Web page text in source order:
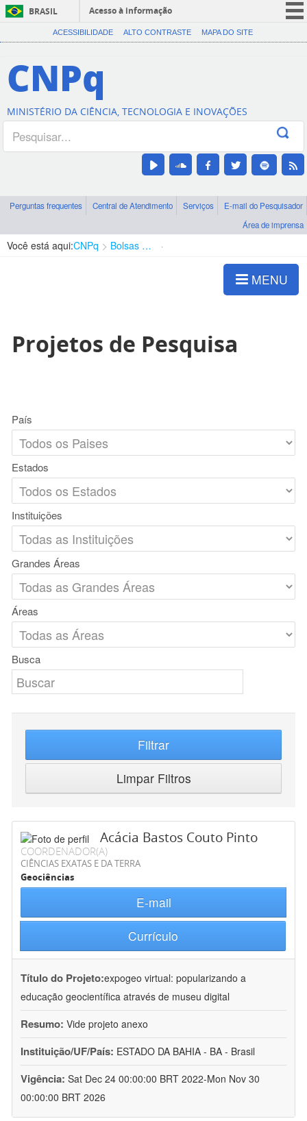
BRASIL
Acesso à informação
CORONAVÍRUS (COVID-19)
Canais
ACESSIBILIDADE ALTO CONTRASTE MAPA DO SITE
CNPq
MINISTÉRIO DA CIÊNCIA, TECNOLOGIA E INOVAÇÕES
Perguntas frequentes Central de Atendimento Serviços
E-mail do Pesquisador
Área de imprensa
Você está aqui:CNPq Bolsas e Auxílios Vigentes
MENU
Projetos de Pesquisa
País
Estados
Instituições
Grandes Áreas
Áreas
Busca
Filtrar
Limpar Filtros
Acácia Bastos Couto Pinto
COORDENADOR(A)
CIÊNCIAS EXATAS E DA TERRA
Geociências
E-mail
Currículo
Título do Projeto:expogeo virtual: popularizando a
educação geocientífica através de museu digital
Resumo: Vide projeto anexo
Instituição/UF/País: ESTADO DA BAHIA - BA - Brasil
Vigência: Sat Dec 24 00:00:00 BRT 2022-Mon Nov 30
00:00:00 BRT 2026